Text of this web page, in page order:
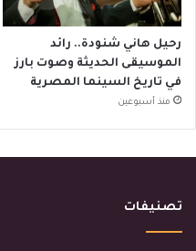
رحيل هاني شنودة.. رائد
الموسيقى الحديثة وصوت بارز
في تاريخ السينما المصرية
منذ أسبوعين
تصنيفات